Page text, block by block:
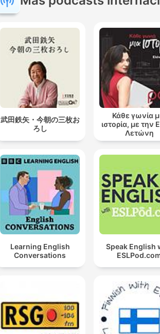
武田鉄矢・今朝の三枚お
ろし
Κάθε γωνία
ιστορία, με την
Λετώνη
Learning English
Conversations
Speak English